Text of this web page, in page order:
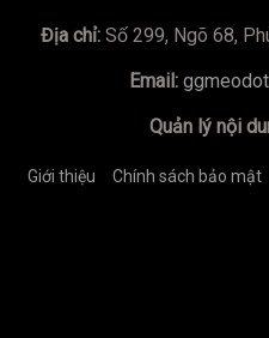
Địa chỉ:Số 299, Ngõ 68,
Email:
Quản lý nội
Giới thiệu Chính sách bảo mật